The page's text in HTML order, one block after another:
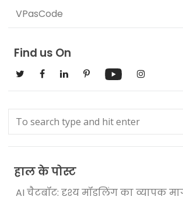
VPasCode
Find us On
हाल के पोस्ट
AI चैटबॉट: दृश्य मॉडलिंग का व्यापक